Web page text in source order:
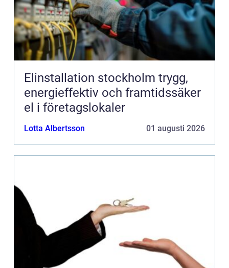
Elinstallation stockholm trygg,
energieffektiv och framtidssäker
el i företagslokaler
Lotta Albertsson 01 augusti 2026